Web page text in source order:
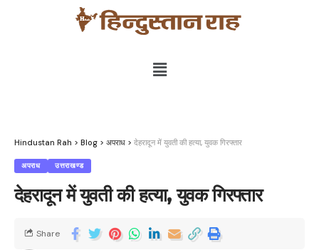
Hindustan Rah > Blog > अपराध > देहरादून में युवती की हत्या, युवक गिरफ्तार
अपराध उत्तराखण्ड
देहरादून में युवती की हत्या, युवक गिरफ्तार
Share